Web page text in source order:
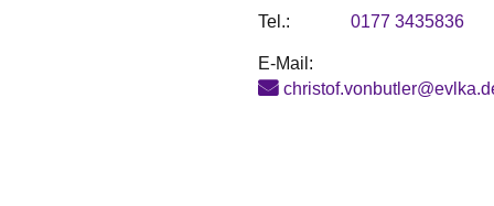
Tel.: 0177 3435836
E-Mail: